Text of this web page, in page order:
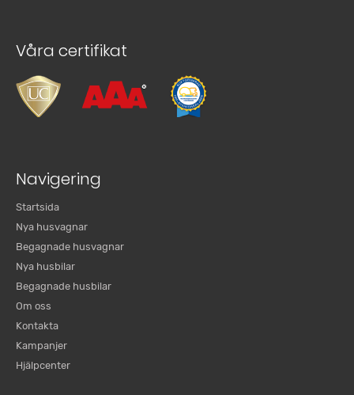
Våra certifikat
Navigering
Startsida
Nya husvagnar
Begagnade husvagnar
Nya husbilar
Begagnade husbilar
Om oss
Kontakta
Kampanjer
Hjälpcenter